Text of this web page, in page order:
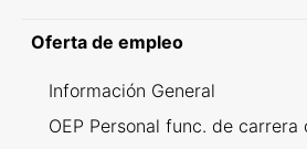
Oferta de empleo
Información General
OEP Personal func. de